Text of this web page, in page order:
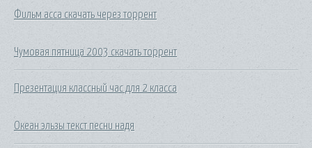
Фильм асса скачать через торрент
Чумовая пятница 2003 скачать торрент
Презентация классный час для 2 класса
Океан эльзы текст песни надя